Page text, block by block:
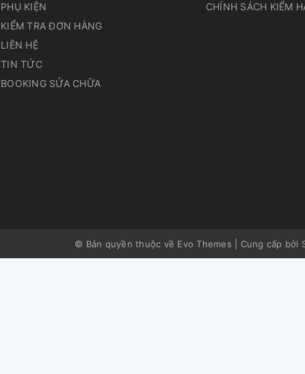
PHỤ KIỆN
KIỂM TRA ĐƠN HÀNG
LIÊN HỆ
TIN TỨC
BOOKING SỬA CHỮA
CHÍNH SÁCH KIỂM
© Bản quyền thuộc về Evo Themes Cung cấp bởi